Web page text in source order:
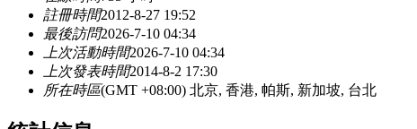
註冊時間2012-8-27 19:52
最後訪問2026-7-10 04:34
上次活動時間2026-7-10 04:34
上次發表時間2014-8-2 17:30
所在時區(GMT +08:00) 北京, 香港, 帕斯, 新加坡, 台北